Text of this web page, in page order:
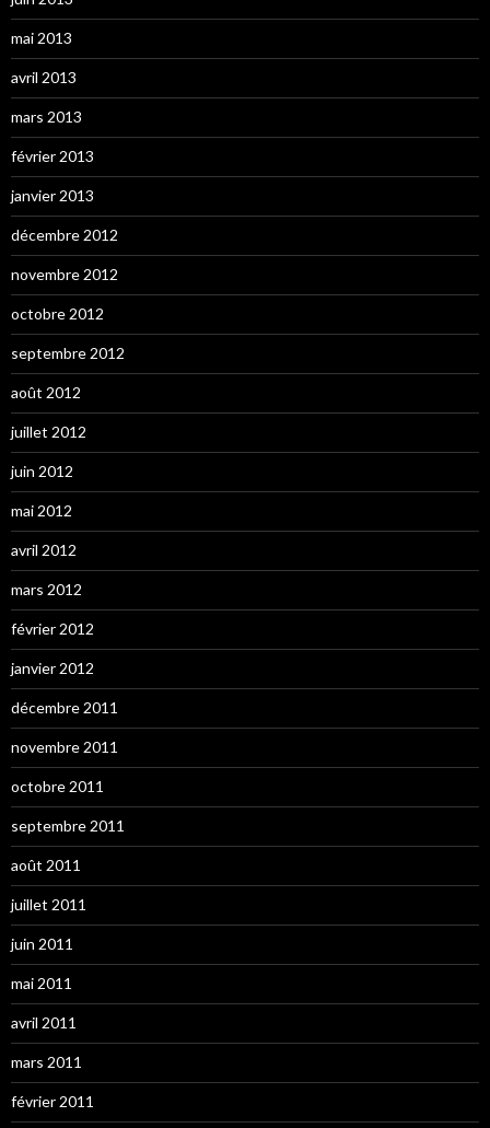
mai 2013
avril 2013
mars 2013
février 2013
janvier 2013
décembre 2012
novembre 2012
octobre 2012
septembre 2012
août 2012
juillet 2012
juin 2012
mai 2012
avril 2012
mars 2012
février 2012
janvier 2012
décembre 2011
novembre 2011
octobre 2011
septembre 2011
août 2011
juillet 2011
juin 2011
mai 2011
avril 2011
mars 2011
février 2011